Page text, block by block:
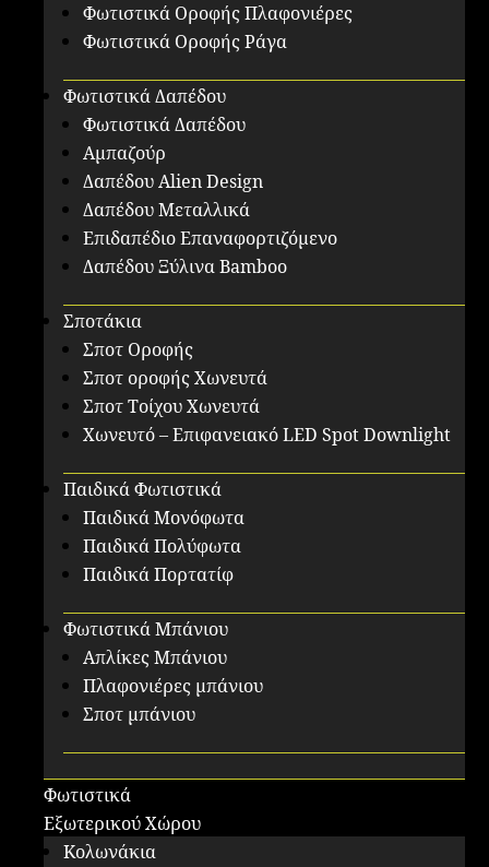
Φωτιστικά Οροφής Πλαφονιέρες
Φωτιστικά Οροφής Ράγα
Φωτιστικά Δαπέδου
Φωτιστικά Δαπέδου
Αμπαζούρ
Δαπέδου Alien Design
Δαπέδου Μεταλλικά
Επιδαπέδιο Επαναφορτιζόμενο
Δαπέδου Ξύλινα Bamboo
Σποτάκια
Σποτ Οροφής
Σποτ οροφής Χωνευτά
Σποτ Τοίχου Χωνευτά
Χωνευτό – Επιφανειακό LED Spot Downlight
Παιδικά Φωτιστικά
Παιδικά Μονόφωτα
Παιδικά Πολύφωτα
Παιδικά Πορτατίφ
Φωτιστικά Μπάνιου
Απλίκες Μπάνιου
Πλαφονιέρες μπάνιου
Σποτ μπάνιου
Φωτιστικά
Εξωτερικού Χώρου
Κολωνάκια